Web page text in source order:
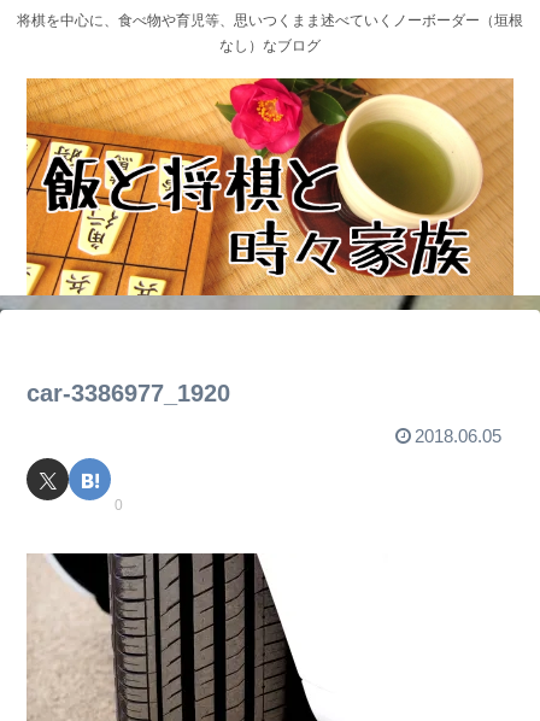
将棋を中心に、食べ物や育児等、思いつくまま述べていくノーボーダー（垣根
なし）なブログ
car-3386977_1920
2018.06.05
0